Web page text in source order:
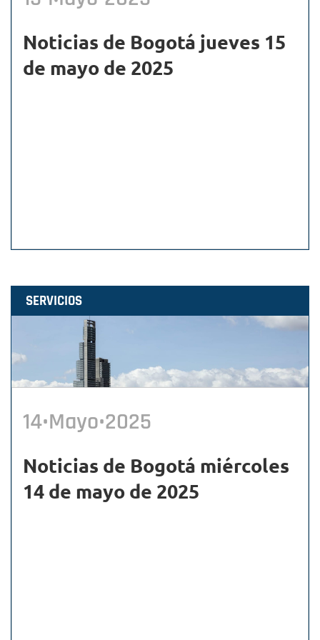
Noticias de Bogotá jueves 15
de mayo de 2025
SERVICIOS
14•Mayo•2025
Noticias de Bogotá miércoles
14 de mayo de 2025